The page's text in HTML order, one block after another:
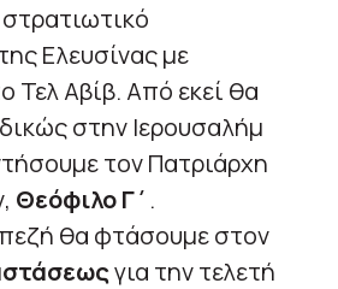
Ελευσίνας με
Τελ Αβίβ. Από εκεί θα
στην Ιερουσαλήμ
τον Πατριάρχη
Θεόφιλο Γ΄ .
θα φτάσουμε στον
για την τελετή